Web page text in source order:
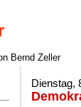
Bernd Zeller
Dienstag,